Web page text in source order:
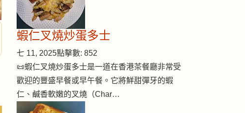
蝦仁叉燒炒蛋多士
七 11, 2025點擊數: 852
📜蝦仁叉燒炒蛋多士是一道在香港茶餐廳非常受
歡迎的豐盛早餐或早午餐。它將鮮甜彈牙的蝦
仁、鹹香軟嫩的叉燒（Char…